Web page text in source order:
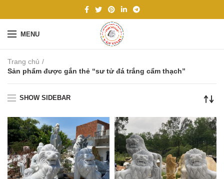
MENU
Trang chủ
Sản phẩm được gắn thẻ “sư tử đá trắng cẩm thạch”
SHOW SIDEBAR